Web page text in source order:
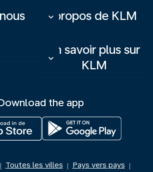
À propos de KLM
keyboard_arrow_down
En savoir plus sur
KLM
keyboard_arrow_down
the app
| Toutes les villes | Pays vers pays |